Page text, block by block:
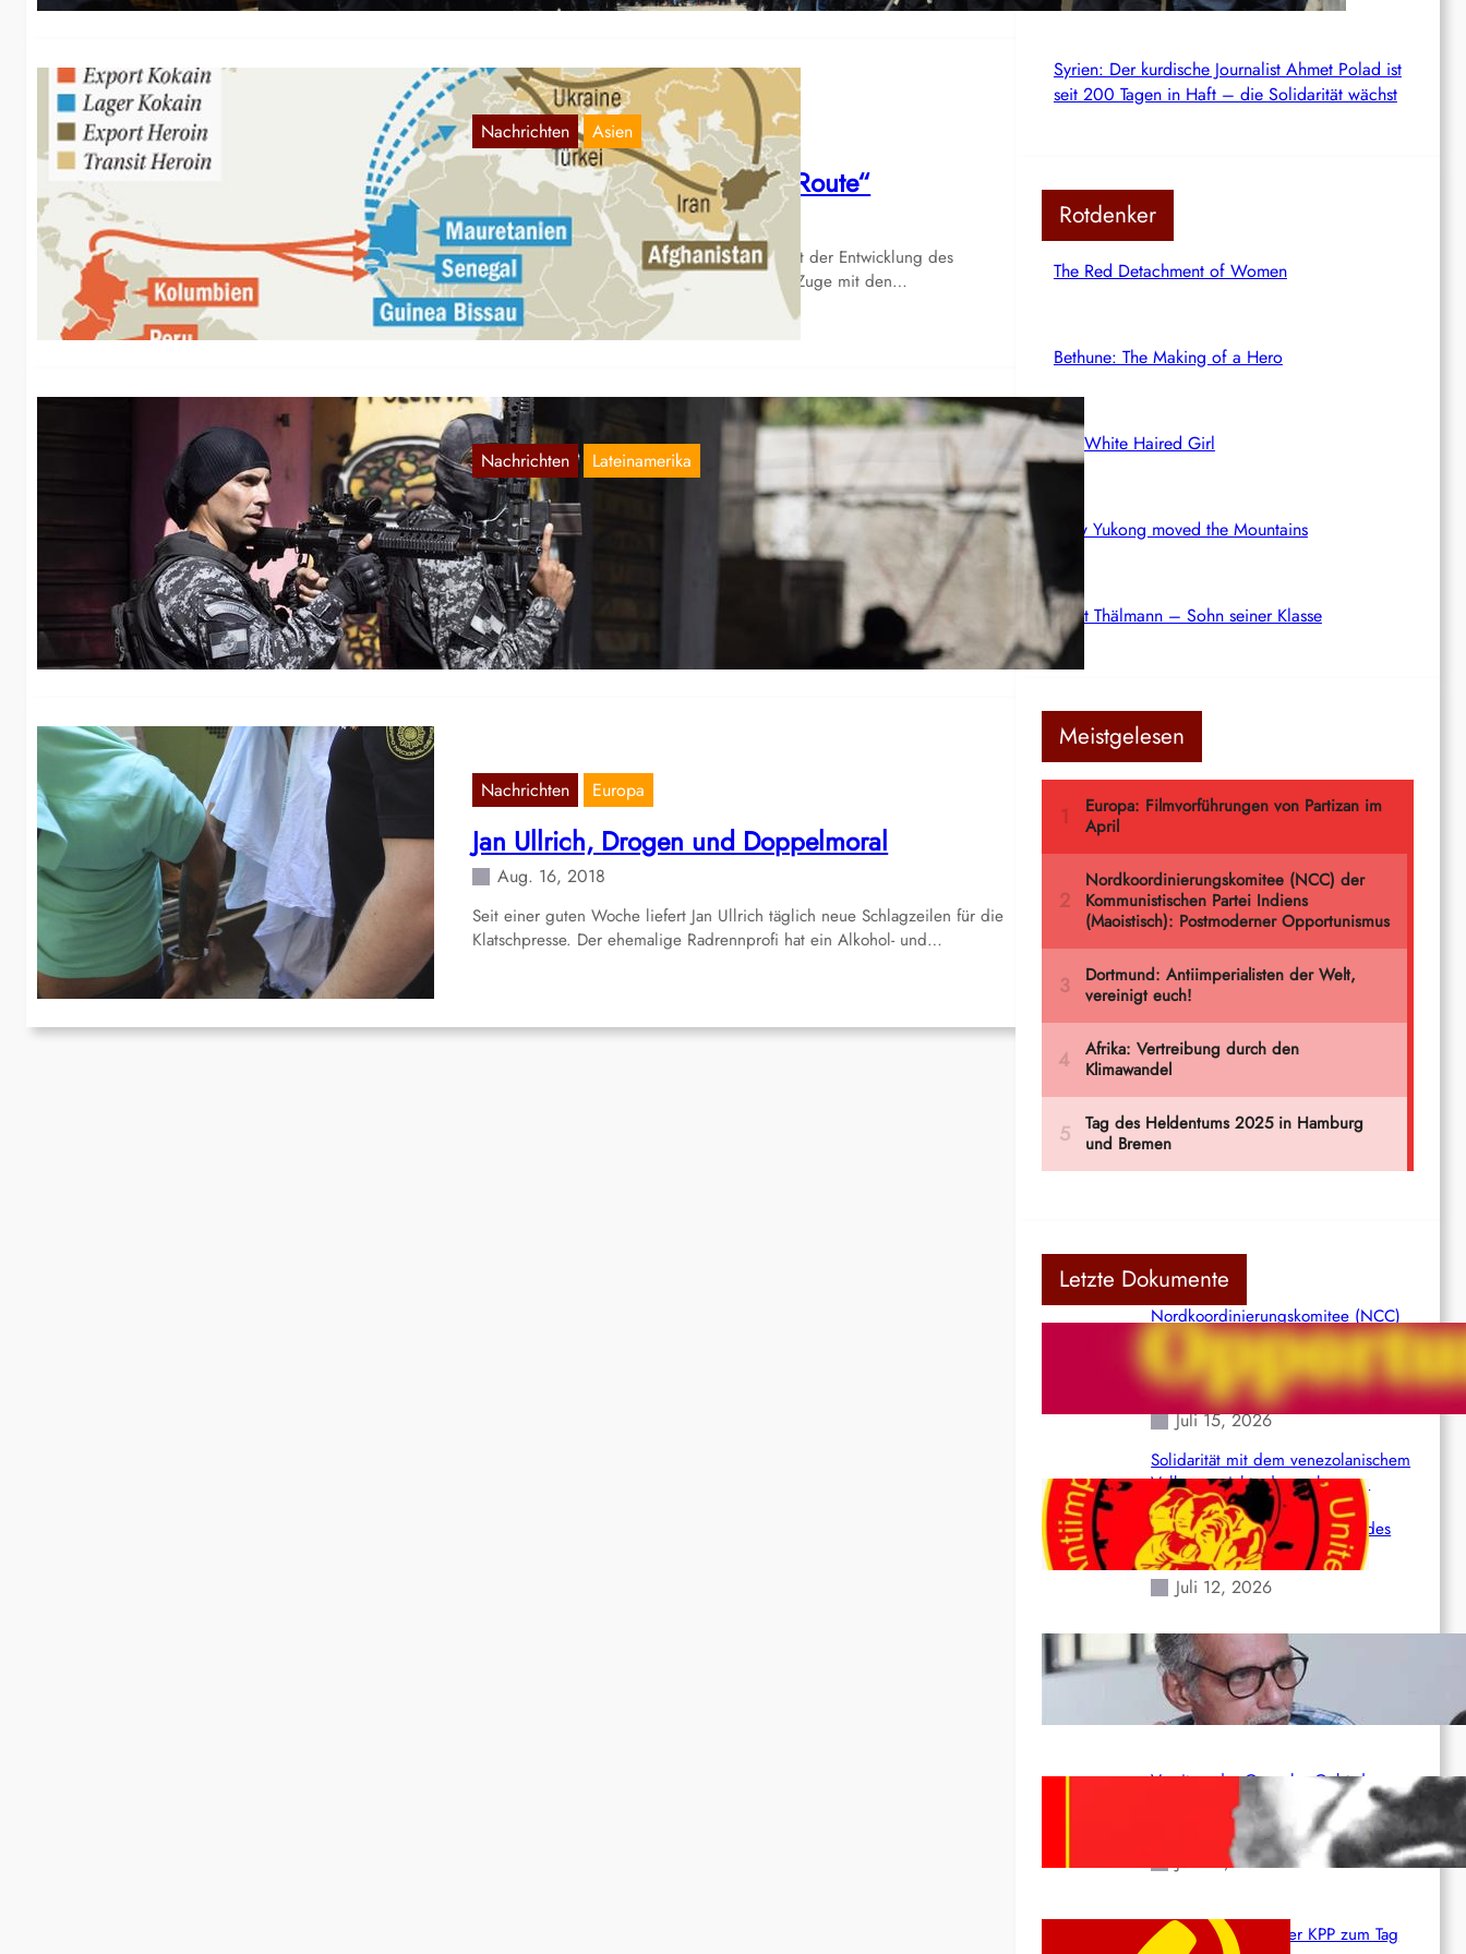
Nachrichten Asien
Türkei und die „neue Kokain-Route“
Juni 30, 2021
Die spanische Tageszeitung El País hat sich mit der Entwicklung des
Kokainhandels und -transports und in diesem Zuge mit den…
Nachrichten Lateinamerika
Brasilien: Massenmord in Favela in Rio
Mai 8, 2021
Die brasilianische Polizei hat in der Favela Jacarezinho in Rio de Janeiro
ein riesiges Massaker begangen. 24 Menschen sind bei…
Nachrichten Europa
Jan Ullrich, Drogen und Doppelmoral
Aug. 16, 2018
Seit einer guten Woche liefert Jan Ullrich täglich neue Schlagzeilen für die
Klatschpresse. Der ehemalige Radrennprofi hat ein Alkohol- und…
Syrien: Der kurdische Journalist Ahmet Polad ist
seit 200 Tagen in Haft – die Solidarität wächst
Rotdenker
The Red Detachment of Women
Bethune: The Making of a Hero
The White Haired Girl
How Yukong moved the Mountains
Ernst Thälmann – Sohn seiner Klasse
Meistgelesen
Letzte Dokumente
Nordkoordinierungskomitee (NCC)
der Kommunistischen Partei Indiens
(Maoistisch): Postmoderner
Opportunismus
Juli 15, 2026
Solidarität mit dem venezolanischem
Volk angesichts der verlorenen
Leben und der katastrophalen
Situation durch die Erdbeben des
24. Juni!
Juli 12, 2026
Indien: „Die Politik der Kapitulation“
von K. Murali (Ajith)
Juli 1, 2026
Vorsitzender Gonzalo: Gebt das
Leben für die Partei und die
Revolution!
Juni 19, 2026
Beschluss des ZK der KPP zum Tag